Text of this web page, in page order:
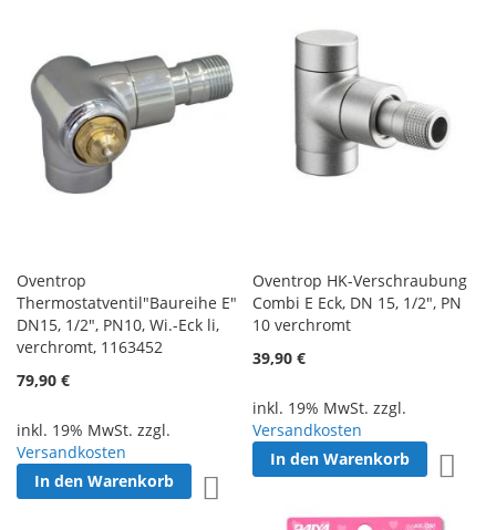
Oventrop
Thermostatventil"Baureihe E"
DN15, 1/2", PN10, Wi.-Eck li,
verchromt, 1163452
79,90 €
inkl. 19% MwSt. zzgl.
Versandkosten
In den Warenkorb
Oventrop HK-Verschraubung
Combi E Eck, DN 15, 1/2", PN
10 verchromt
39,90 €
inkl. 19% MwSt. zzgl.
Versandkosten
In den Warenkorb